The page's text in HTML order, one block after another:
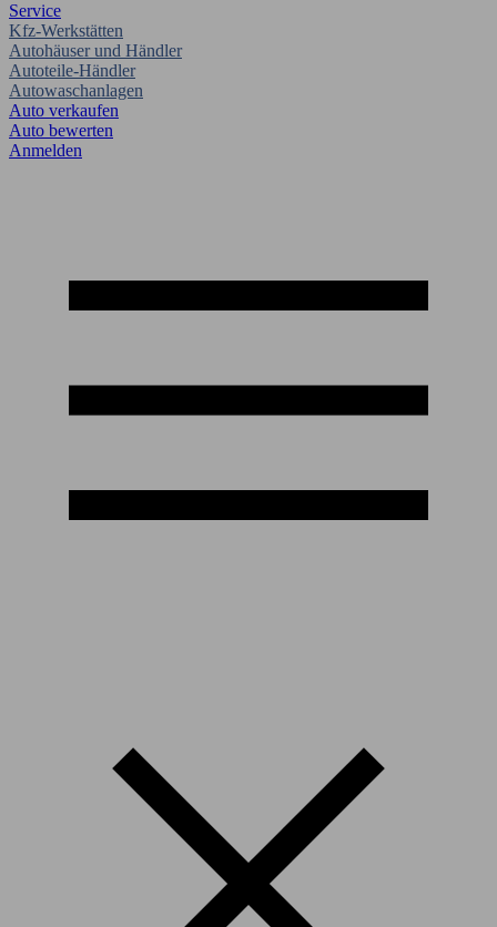
Service
Kfz-Werkstätten
Autohäuser und Händler
Autoteile-Händler
Autowaschanlagen
Auto verkaufen
Auto bewerten
Anmelden